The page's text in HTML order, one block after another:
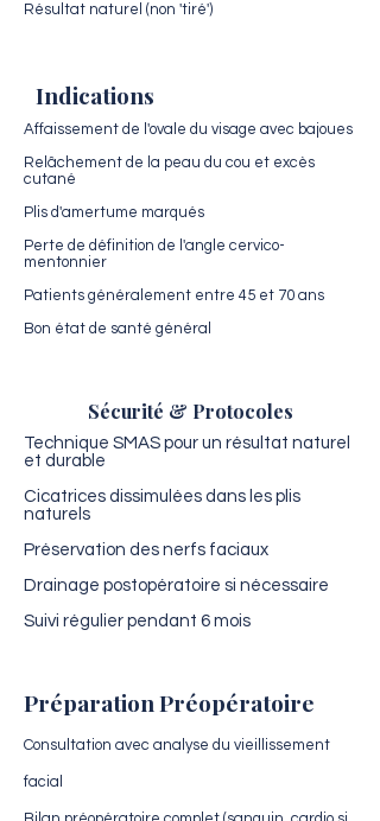
Résultat naturel (non 'tiré')
Indications
Affaissement de l'ovale du visage avec bajoues
Relâchement de la peau du cou et excès
cutané
Plis d'amertume marqués
Perte de définition de l'angle cervico-
mentonnier
Patients généralement entre 45 et 70 ans
Bon état de santé général
Sécurité & Protocoles
Technique SMAS pour un résultat naturel
et durable
Cicatrices dissimulées dans les plis
naturels
Préservation des nerfs faciaux
Drainage postopératoire si nécessaire
Suivi régulier pendant 6 mois
Préparation Préopératoire
Consultation avec analyse du vieillissement
facial